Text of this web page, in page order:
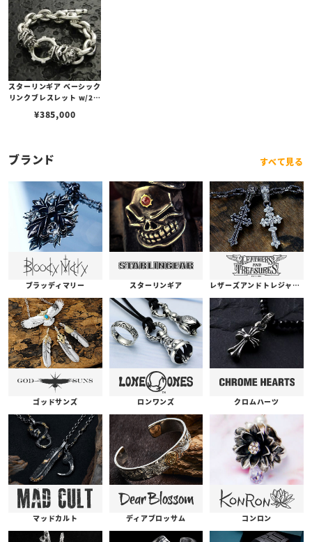
スターリンギア ベーシック
リンクブレスレット w/2モ
¥385,000
ブランド すべて見る
ブラッディマリー スターリンギア レザーズアンドトレジャーズ
ゴッドサンズ ロンワンズ クロムハーツ
マッドカルト ディアブロッサム コンロン